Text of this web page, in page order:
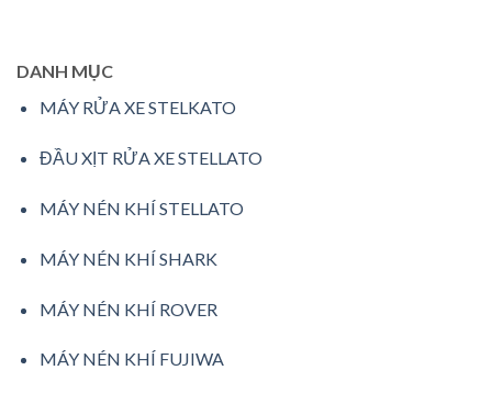
DANH MỤC
MÁY RỬA XE STELKATO
ĐẦU XỊT RỬA XE STELLATO
MÁY NÉN KHÍ STELLATO
MÁY NÉN KHÍ SHARK
MÁY NÉN KHÍ ROVER
MÁY NÉN KHÍ FUJIWA